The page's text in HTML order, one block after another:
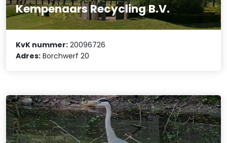
Kempenaars Recycling B.V.
KvK nummer: 20096726
Adres: Borchwerf 20